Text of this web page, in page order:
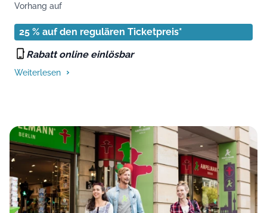
Vorhang auf
25 % auf den regulären Ticketpreis*
Rabatt online einlösbar
Weiterlesen